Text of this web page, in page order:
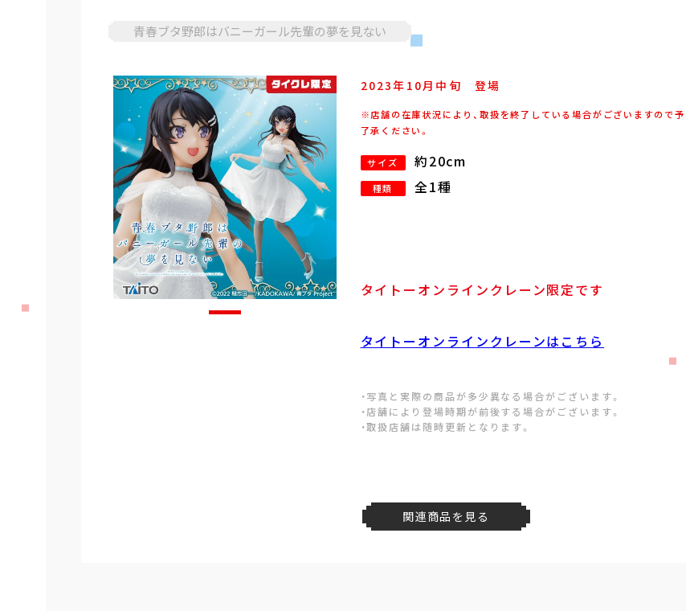
青春ブタ野郎はバニーガール先輩の夢を見ない
2023年 10月 中旬 登場
※店舗の在庫状況により、取扱を終了している場合がございますので
了承ください。
サイズ 約20cm
種類 全1種
タイトーオンラインクレーン限定です
タイトーオンラインクレーンはこちら
・写真と実際の商品が多少異なる場合がございます。
・店舗により登場時期が前後する場合がございます。
・取扱店舗は随時更新となります。
関連商品を見る